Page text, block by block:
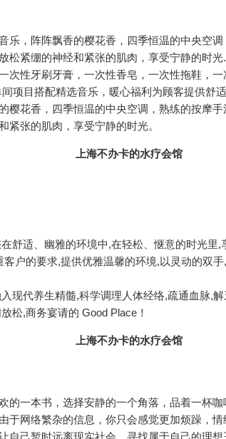
乐，阵阵飘香的樱花香，四季恒温的中央空
松紧绷的神经和紧张的肌肉，享受宁静的时
次性牙刷牙膏，一次性香皂，一次性拖鞋，
项目搭配精选音乐，暖心福利为顾客提供舒
樱花香，四季恒温的中央空调，熟练的按摩
紧张的肌肉，享受宁静的时光。
舒适、幽雅的环境中,在轻松、惬意的时光里
户的要求,提供优雅温馨的环境,以灵动的双
现代养生精髓,科学调理人体经络,疏通血脉,
松,商务宴请的 Good Place！
的一本书，选择安静的一个角落，品着一杯
于网络繁杂的信息，你只会感觉更加烦躁，
自己暂时远离现实社会，寻找属于自己的理想